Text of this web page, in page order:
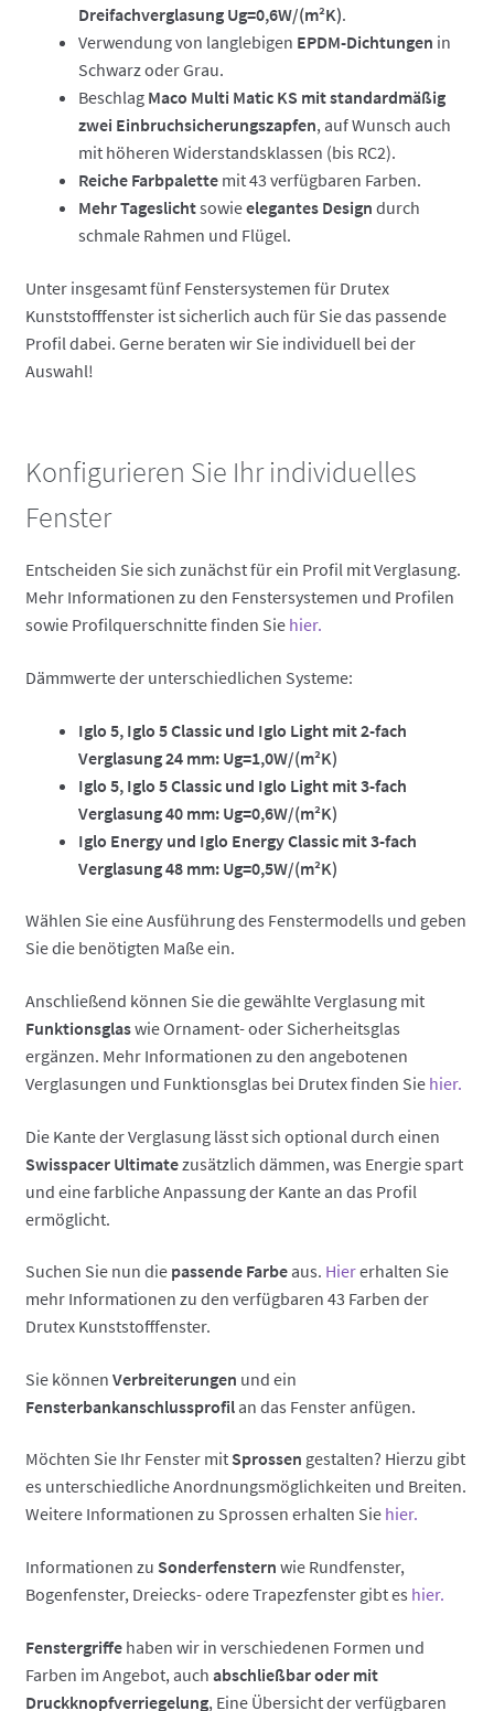
Dreifachverglasung Ug=0,6W/(m²K).
Verwendung von langlebigen EPDM-Dichtungen in
Schwarz oder Grau.
Beschlag Maco Multi Matic KS mit standardmäßig
zwei Einbruchsicherungszapfen, auf Wunsch auch
mit höheren Widerstandsklassen (bis RC2).
Reiche Farbpalettemit 43 verfügbaren Farben.
Mehr Tageslichtsowieelegantes Design durch
schmale Rahmen und Flügel.
Unter insgesamt fünf Fenstersystemen für Drutex
Kunststofffenster ist sicherlich auch für Sie das passende
Profil dabei. Gerne beraten wir Sie individuell bei der
Auswahl!
Konfigurieren Sie Ihr individuelles
Fenster
Entscheiden Sie sich zunächst für ein Profil mit Verglasung.
Mehr Informationen zu den Fenstersystemen und Profilen
sowie Profilquerschnitte finden Sie hier.
Dämmwerte der unterschiedlichen Systeme:
Iglo 5, Iglo 5 Classic und Iglo Light mit 2-fach
Verglasung 24 mm: Ug=1,0W/(m²K)
Iglo 5, Iglo 5 Classic und Iglo Light mit 3-fach
Verglasung 40 mm: Ug=0,6W/(m²K)
Iglo Energy und Iglo Energy Classic mit 3-fach
Verglasung 48 mm: Ug=0,5W/(m²K)
Wählen Sie eine Ausführung des Fenstermodells und geben
Sie die benötigten Maße ein.
Anschließend können Sie die gewählte Verglasung mit
Funktionsglaswie Ornament- oder Sicherheitsglas
ergänzen. Mehr Informationen zu den angebotenen
Verglasungen und Funktionsglas bei Drutex finden Sie hier.
Die Kante der Verglasung lässt sich optional durch einen
Swisspacer Ultimatezusätzlich dämmen, was Energie spart
und eine farbliche Anpassung der Kante an das Profil
ermöglicht.
Suchen Sie nun die passende Farbeaus. Hiererhalten Sie
mehr Informationen zu den verfügbaren 43 Farben der
Drutex Kunststofffenster.
Sie können Verbreiterungen und ein
Fensterbankanschlussprofilan das Fenster anfügen.
Möchten Sie Ihr Fenster mit Sprossen gestalten? Hierzu gibt
es unterschiedliche Anordnungsmöglichkeiten und Breiten.
Weitere Informationen zu Sprossen erhalten Sie hier.
Informationen zu Sonderfenstern wie Rundfenster,
Bogenfenster, Dreiecks- odere Trapezfenster gibt es hier.
Fenstergriffehaben wir in verschiedenen Formen und
Farben im Angebot, auch abschließbar oder mit
Druckknopfverriegelung, Eine Übersicht der verfügbaren